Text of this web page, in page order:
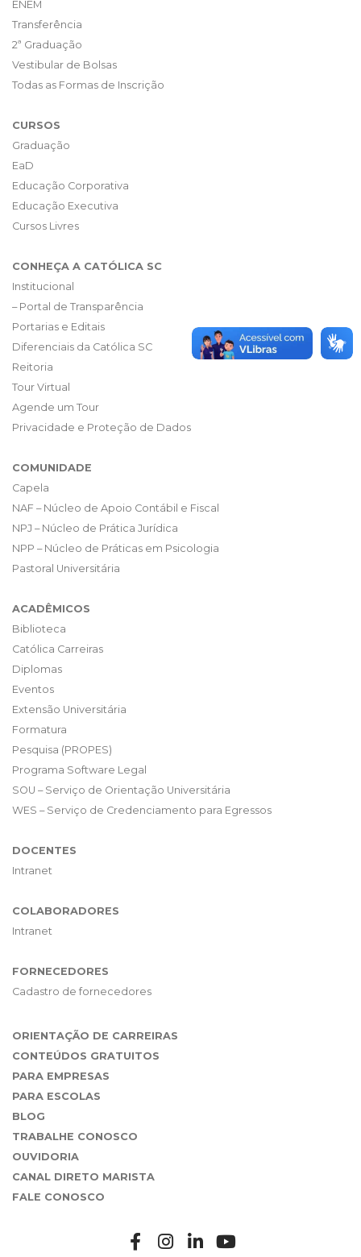
ENEM
Transferência
2ª Graduação
Vestibular de Bolsas
Todas as Formas de Inscrição
CURSOS
Graduação
EaD
Educação Corporativa
Educação Executiva
Cursos Livres
CONHEÇA A CATÓLICA SC
Institucional
– Portal de Transparência
Portarias e Editais
Diferenciais da Católica SC
Reitoria
Tour Virtual
Agende um Tour
Privacidade e Proteção de Dados
COMUNIDADE
Capela
NAF – Núcleo de Apoio Contábil e Fiscal
NPJ – Núcleo de Prática Jurídica
NPP – Núcleo de Práticas em Psicologia
Pastoral Universitária
ACADÊMICOS
Biblioteca
Católica Carreiras
Diplomas
Eventos
Extensão Universitária
Formatura
Pesquisa (PROPES)
Programa Software Legal
SOU – Serviço de Orientação Universitária
WES – Serviço de Credenciamento para Egressos
DOCENTES
Intranet
COLABORADORES
Intranet
FORNECEDORES
Cadastro de fornecedores
ORIENTAÇÃO DE CARREIRAS
CONTEÚDOS GRATUITOS
PARA EMPRESAS
PARA ESCOLAS
BLOG
TRABALHE CONOSCO
OUVIDORIA
CANAL DIRETO MARISTA
FALE CONOSCO